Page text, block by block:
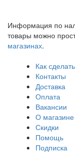
Информация по
товары можно
магазинах.
Как
Контакты
Доставка
Оплата
Вакансии
О магазине
Скидки
Помощь
Подписка